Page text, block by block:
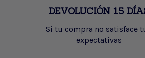
DEVOLUCIÓN 15
Si tu compra no satisface
expectativas